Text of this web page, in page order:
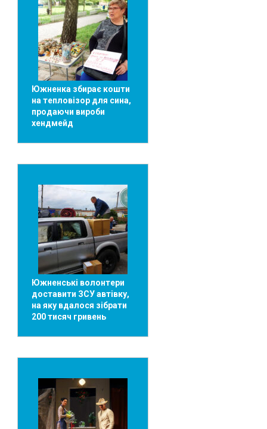
Южненка збирає кошти
на тепловізор для сина,
продаючи вироби
хендмейд
Южненські волонтери
доставити ЗСУ автівку,
на яку вдалося зібрати
200 тисяч гривень